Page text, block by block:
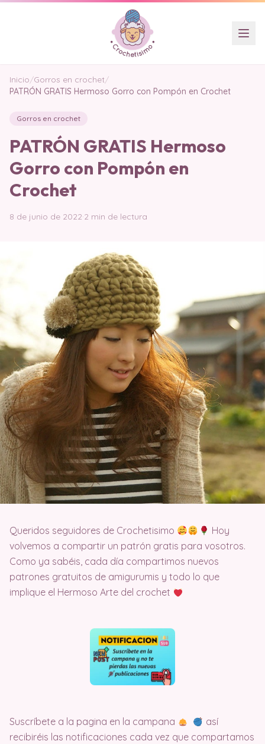
Inicio/Gorros en crochet/
PATRÓN GRATIS Hermoso Gorro con Pompón en Crochet
Gorros en crochet
PATRÓN GRATIS Hermoso
Gorro con Pompón en
Crochet
8 de junio de 2022·2 min de lectura
Queridos seguidores de Crochetisimo
Hoy
volvemos a compartir un patrón gratis para vosotros.
Como ya sabéis, cada día compartimos nuevos
patrones gratuitos de amigurumis y todo lo que
implique el Hermoso Arte del crochet
Suscríbete a la pagina en la campana
así
recibiréis las notificaciones cada vez que compartamos